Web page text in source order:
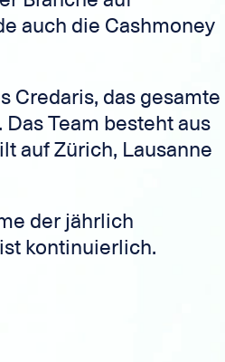
auch die Cashmoney
Credaris, das gesamte
Team besteht aus
auf Zürich, Lausanne
der jährlich
kontinuierlich.